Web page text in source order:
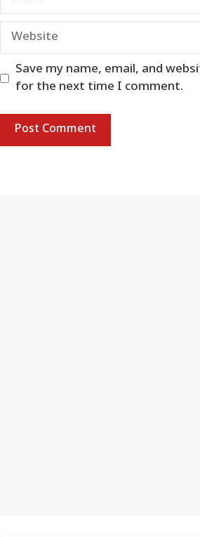
Website
Save my name, email, and
for the next time I comment.